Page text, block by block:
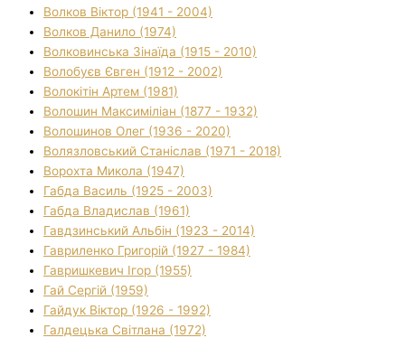
Волков Віктор (1941 - 2004)
Волков Данило (1974)
Волковинська Зінаїда (1915 - 2010)
Волобуєв Євген (1912 - 2002)
Волокітін Артем (1981)
Волошин Максиміліан (1877 - 1932)
Волошинов Олег (1936 - 2020)
Волязловський Станіслав (1971 - 2018)
Ворохта Микола (1947)
Габда Василь (1925 - 2003)
Габда Владислав (1961)
Гавдзинський Альбін (1923 - 2014)
Гавриленко Григорій (1927 - 1984)
Гавришкевич Ігор (1955)
Гай Сергій (1959)
Гайдук Віктор (1926 - 1992)
Галдецька Світлана (1972)